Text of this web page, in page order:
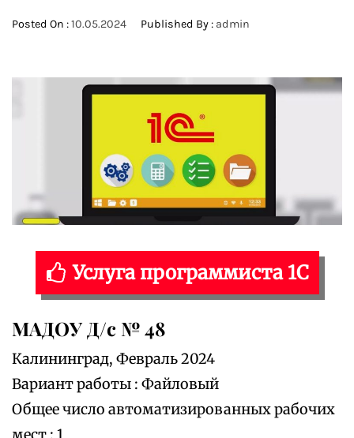
Posted On :10.05.2024 Published By : admin
Услуга программиста 1С
МАДОУ Д/с № 48
Калининград, Февраль 2024
Вариант работы : Файловый
Общее число автоматизированных рабочих